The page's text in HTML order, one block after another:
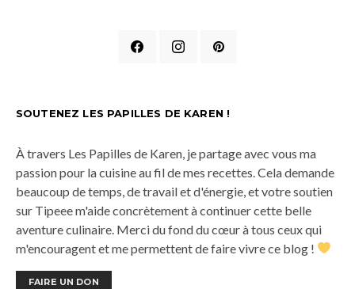
SOUTENEZ LES PAPILLES DE KAREN !
À travers Les Papilles de Karen, je partage avec vous ma
passion pour la cuisine au fil de mes recettes. Cela demande
beaucoup de temps, de travail et d'énergie, et votre soutien
sur Tipeee m'aide concrètement à continuer cette belle
aventure culinaire. Merci du fond du cœur à tous ceux qui
m'encouragent et me permettent de faire vivre ce blog !
FAIRE UN DON